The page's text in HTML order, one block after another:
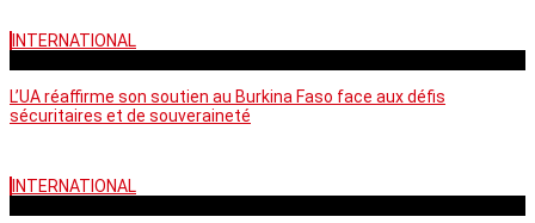
INTERNATIONAL
L’UA réaffirme son soutien au Burkina Faso face aux défis
sécuritaires et de souveraineté
INTERNATIONAL